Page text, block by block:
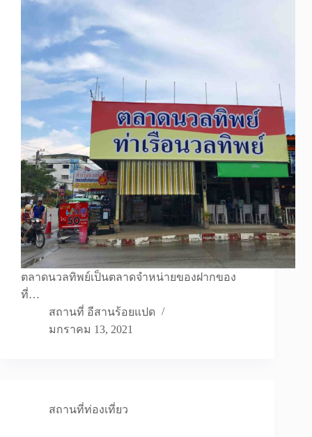
ตลาดนวลทิพย์เป็นตลาดจำหน่ายของฝากของ
ที่…
สถานที่ อีสานร้อยแปด
มกราคม 13, 2021
สถานที่ท่องเที่ยว